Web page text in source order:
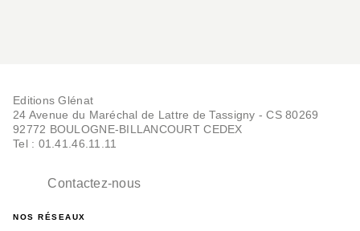
Editions Glénat
24 Avenue du Maréchal de Lattre de Tassigny - CS 80269
92772 BOULOGNE-BILLANCOURT CEDEX
Tel : 01.41.46.11.11
Contactez-nous
NOS RÉSEAUX